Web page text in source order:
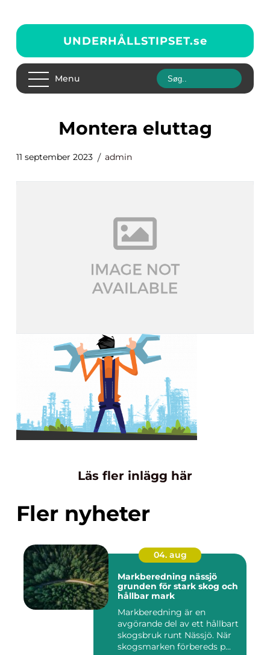
UNDERHÅLLSTIPSET.se
Menu
montera eluttag
11 september 2023 admin
Läs fler inlägg här
Fler nyheter
04. aug
Markberedning nässjö
grunden för stark skog och
hållbar mark
Markberedning är en
avgörande del av ett hållbart
skogsbruk runt Nässjö. När
skogsmarken förbereds p...